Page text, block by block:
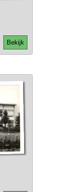
Bekijk